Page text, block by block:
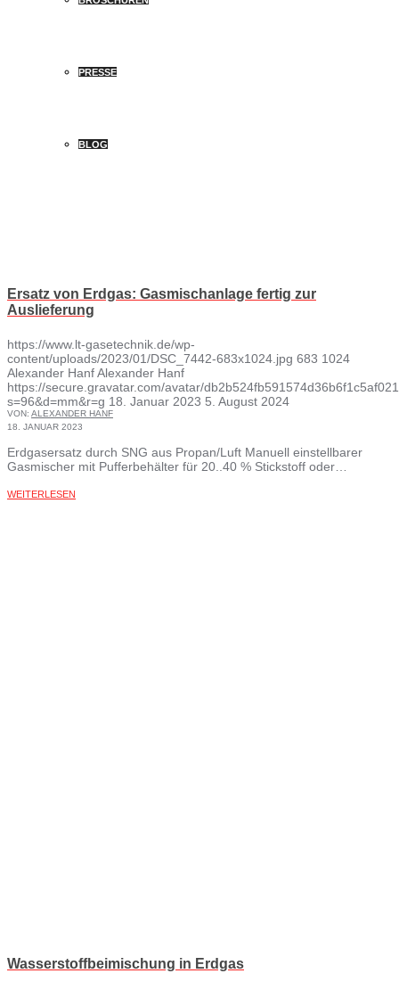
PRESSE
BLOG
Ersatz von Erdgas: Gasmischanlage fertig zur
Auslieferung
https://www.lt-gasetechnik.de/wp-
content/uploads/2023/01/DSC_7442-683x1024.jpg 683 1024
Alexander HanfAlexander Hanf
https://secure.gravatar.com/avatar/
s=96&d=mm&r=g 18. Januar 2023 5. August 2024
VON: ALEXANDER HANF
18. JANUAR 2023
Erdgasersatz durch SNG aus Propan/Luft Manuell einstellbarer
Gasmischer mit Pufferbehälter für 20..40 % Stickstoff oder…
WEITERLESEN
Wasserstoffbeimischung in Erdgas